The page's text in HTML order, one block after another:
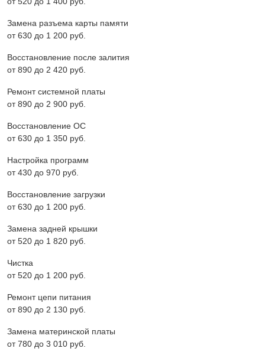
Замена разъема карты памяти
от 630 до 1 200 pyб.
Восстановление после залития
от 890 до 2 420 pyб.
Ремонт системной платы
от 890 до 2 900 pyб.
Восстановление ОС
от 630 до 1 350 pyб.
Настройка программ
от 430 до 970 pyб.
Восстановление загрузки
от 630 до 1 200 pyб.
Замена задней крышки
от 520 до 1 820 pyб.
Чистка
от 520 до 1 200 pyб.
Ремонт цепи питания
от 890 до 2 130 pyб.
Замена материнской платы
от 780 до 3 010 pyб.